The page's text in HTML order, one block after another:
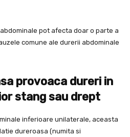
pot afecta doar o parte a
comune ale durerii abdominale
provoaca dureri in
stang sau drept
inferioare unilaterale, aceasta
dureroasa (numita si